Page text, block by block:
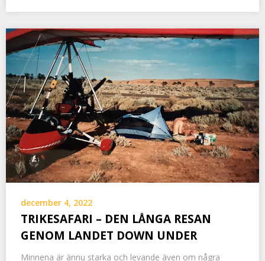
december 4, 2022
TRIKESAFARI – DEN LÅNGA RESAN
GENOM LANDET DOWN UNDER
Minnena är ännu starka och levande även om några